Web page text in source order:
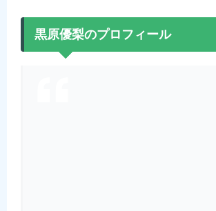
黒原優梨のプロフィール